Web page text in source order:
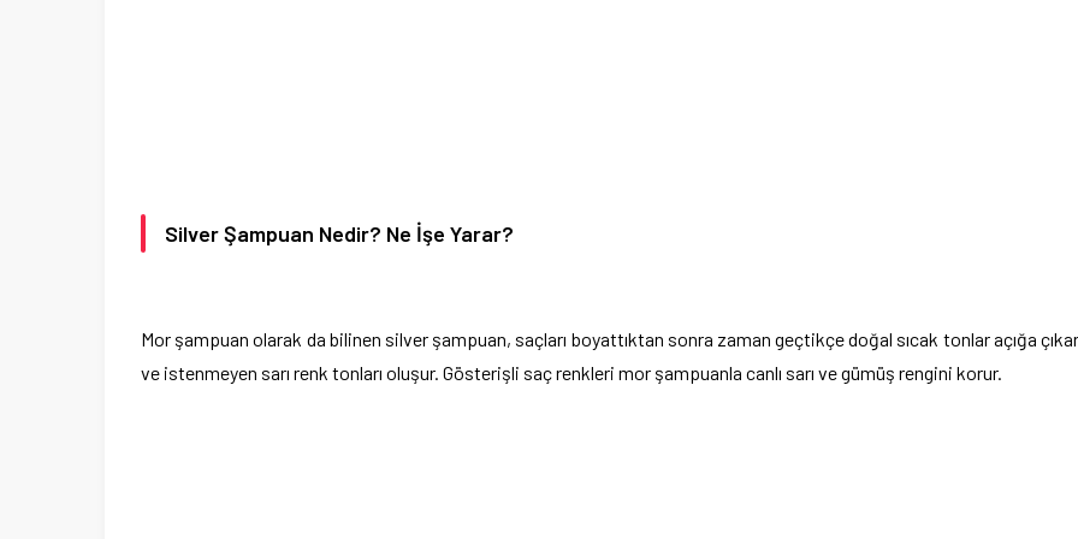
Silver Şampuan Nedir? Ne İşe Yarar?
Mor şampuan olarak da bilinen silver şampuan, saçları boyattıktan sonra zaman geçtikçe doğal sıcak tonlar açığa çıkar
ve istenmeyen sarı renk tonları oluşur. Gösterişli saç renkleri mor şampuanla canlı sarı ve gümüş rengini korur.